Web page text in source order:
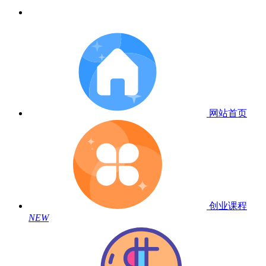
网站首页
创业课程
NEW